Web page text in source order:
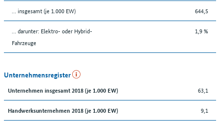
… insgesamt (je 1.000 EW) 644,5
… darunter: Elektro- oder Hybrid-
Fahrzeuge
1,9 %
Unternehmensregister
Unternehmen insgesamt 2018 (je 1.000 EW) 63,1
Handwerksunternehmen 2018 (je 1.000 EW) 9,1